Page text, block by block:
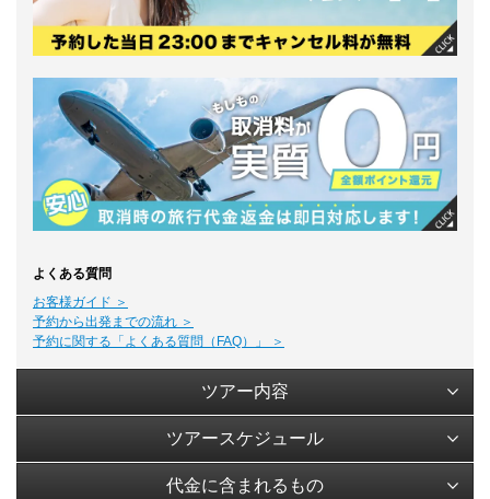
よくある質問
お客様ガイド ＞
予約から出発までの流れ ＞
予約に関する「よくある質問（FAQ）」 ＞
ツアー内容
ツアースケジュール
代金に含まれるもの